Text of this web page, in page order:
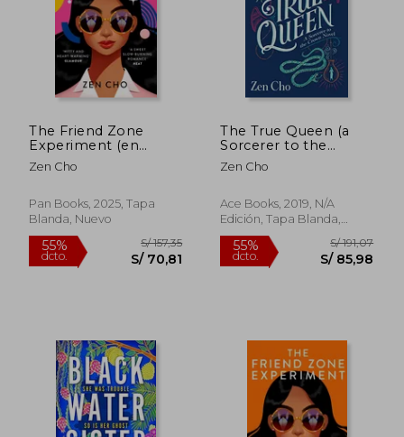
55%
dcto.
55%
dcto.
The Friend Zone
Experiment (en
Inglés)
Zen Cho
Pan Books, 2025, Tapa
Blanda, Nuevo
The True Queen (a
Sorcerer to the
Crown Novel) (en
Inglés)
Zen Cho
Ace Books, 2019, N/A
Edición, Tapa Blanda,
Nuevo